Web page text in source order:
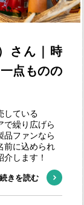
さん｜時
点ものの
している
で繰り広げら
品ファンなら
前に込められ
します！
続きを読む